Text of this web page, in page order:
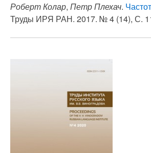
Роберт Колар, Петр Плехач.
Труды ИРЯ РАН. 2017. № 4 (14), С.